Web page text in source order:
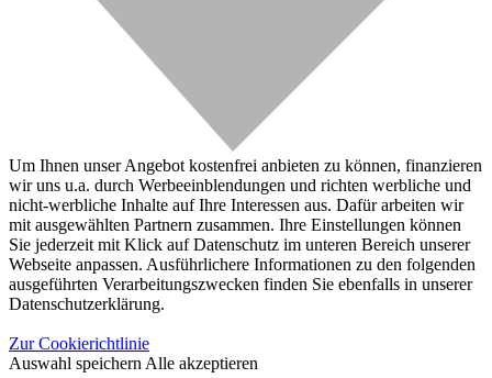
Um Ihnen unser Angebot kostenfrei anbieten zu können, finanzieren
wir uns u.a. durch Werbeeinblendungen und richten werbliche und
nicht-werbliche Inhalte auf Ihre Interessen aus. Dafür arbeiten wir
mit ausgewählten Partnern zusammen. Ihre Einstellungen können
Sie jederzeit mit Klick auf Datenschutz im unteren Bereich unserer
Webseite anpassen. Ausführlichere Informationen zu den folgenden
ausgeführten Verarbeitungszwecken finden Sie ebenfalls in unserer
Datenschutzerklärung.
Zur Cookierichtlinie
Auswahl speichern Alle akzeptieren